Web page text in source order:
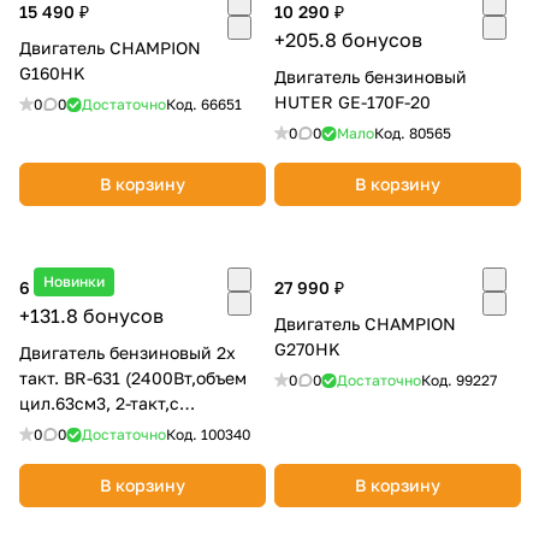
15 490 ₽
Двигатель CHAMPION
G160HK
0 0 ДостаточноКод. 66651
В корзину
10 290 ₽
+205.8 бонусов
Двигатель бензиновый
HUTER GE-170F-20
0 0 МалоКод. 80565
В корзину
Новинки
6 590 ₽
+131.8 бонусов
Двигатель бензиновый 2х
такт. BR-631 (2400Вт,объем
цил.63см3, 2-такт,с
воздуш.охлажд.)
0 0 ДостаточноКод. 100340
В корзину
27 990 ₽
Двигатель CHAMPION
G270HK
0 0 ДостаточноКод. 99227
В корзину